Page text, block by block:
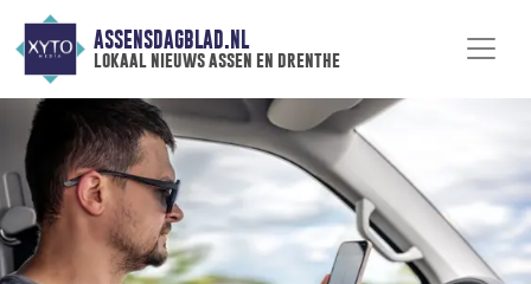
ASSENSDAGBLAD.NL
lokaal nieuws assen en drenthe